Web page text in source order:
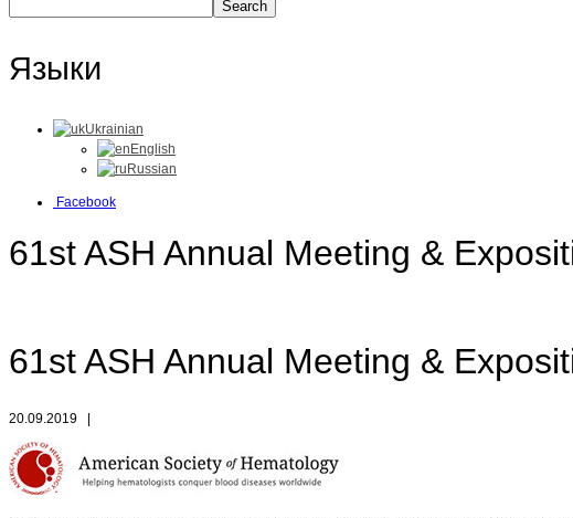
Языки
Ukrainian
English
Russian
Facebook
61st ASH Annual Meeting &
61st ASH Annual Meeting &
20.09.2019